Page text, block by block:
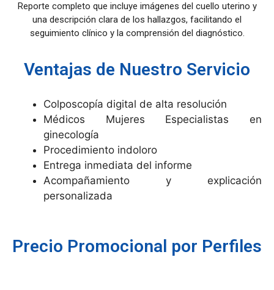
Reporte completo que incluye imágenes del cuello uterino y
una descripción clara de los hallazgos, facilitando el
seguimiento clínico y la comprensión del diagnóstico.
Ventajas de Nuestro Servicio
Colposcopía digital de alta resolución
Médicos Mujeres Especialistas en
ginecología
Procedimiento indoloro
Entrega inmediata del informe
Acompañamiento y explicación
personalizada
Precio Promocional por Perfiles